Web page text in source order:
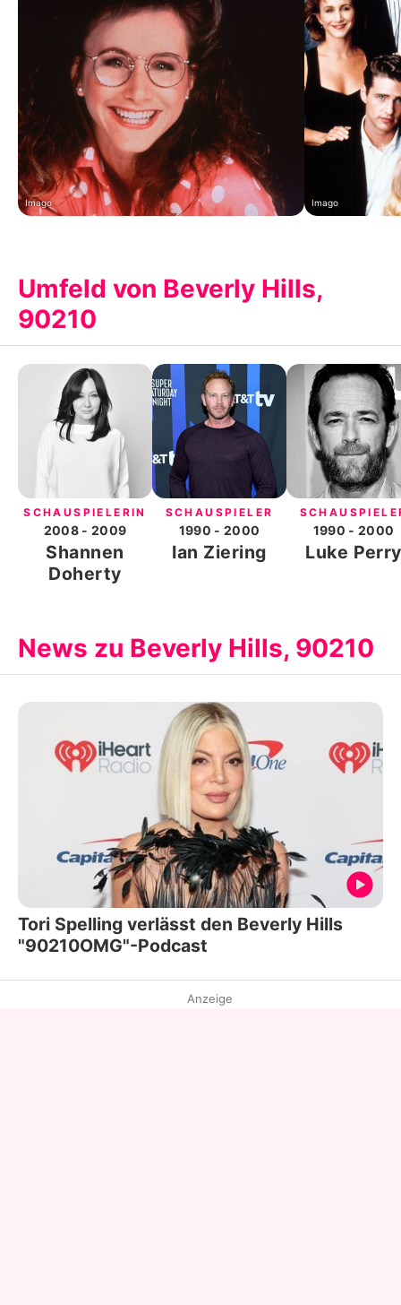
Imago Imago
Umfeld von Beverly Hills,
90210
SCHAUSPIELERIN
2008- 2009
Shannen
Doherty
SCHAUSPIELER
1990 - 2000
Ian Ziering
1990 - 2000
Luke Perry
News zu Beverly Hills, 90210
Tori Spelling verlässt den Beverly Hills
"90210OMG"-Podcast
Anzeige